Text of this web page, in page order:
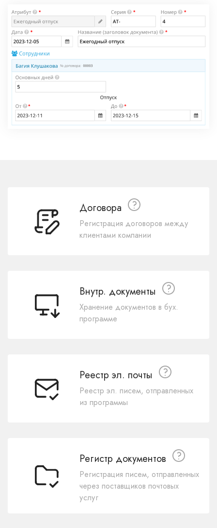
Договора
Регистрация договоров между
клиентами компании
Внутр. документы
Хранение документов в бух.
программе
Реестр эл. почты
Реестр эл. писем, отправленных
из программы
Регистр документов
Регистрация писем, отправленных
через поставщиков почтовых
услуг